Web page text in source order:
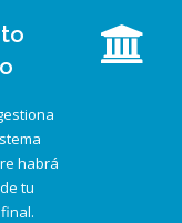
habrá
tu